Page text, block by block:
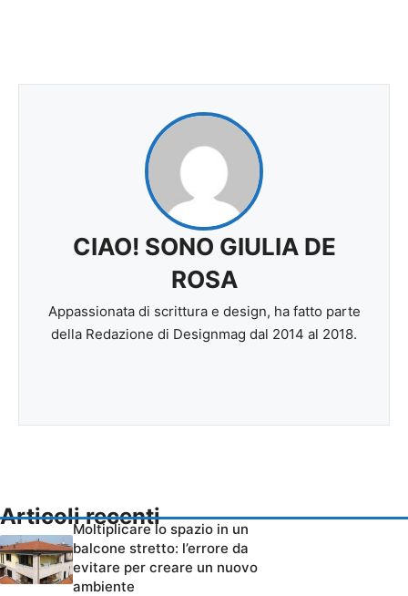
CIAO! SONO GIULIA DE
ROSA
Appassionata di scrittura e design, ha fatto parte
della Redazione di Designmag dal 2014 al 2018.
Articoli recenti
Moltiplicare lo spazio in un
balcone stretto: l’errore da
evitare per creare un nuovo
ambiente